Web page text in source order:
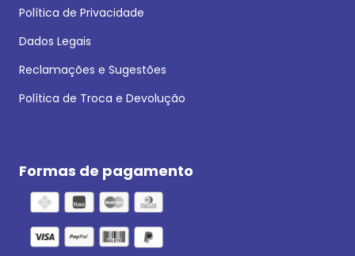
Política de Privacidade
Dados Legais
Reclamações e Sugestões
Política de Troca e Devolução
Formas de pagamento